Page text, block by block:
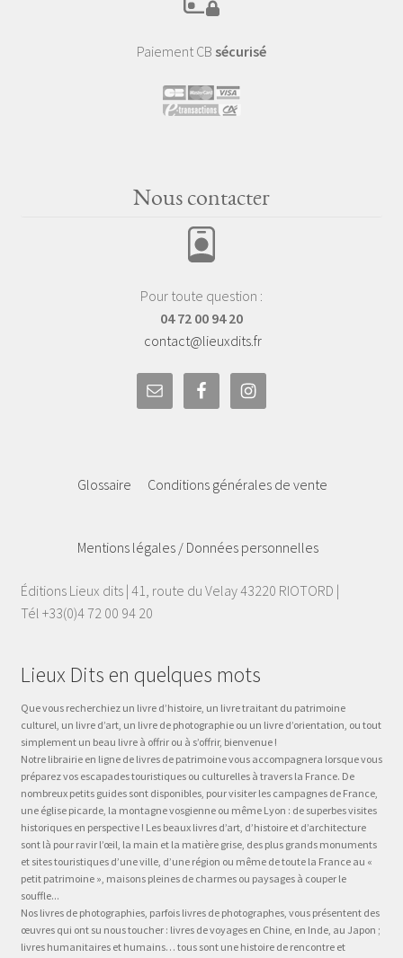
Paiement CB sécurisé
Nous contacter
Pour toute question :
04 72 00 94 20
contact@lieuxdits.fr
Glossaire Conditions générales de vente
Mentions légales / Données personnelles
Éditions Lieux dits | 41, route du Velay 43220 RIOTORD |
Tél +33(0)4 72 00 94 20
Lieux Dits en quelques mots
Que vous recherchiez un livre d’histoire, un livre traitant du patrimoine
culturel, un livre d’art, un livre de photographie ou un livre d’orientation, ou tout
simplement un beau livre à offrir ou à s’offrir, bienvenue !
Notre librairie en ligne de livres de patrimoine vous accompagnera lorsque vous
préparez vos escapades touristiques ou culturelles à travers la France. De
nombreux petits guides sont disponibles, pour visiter les campagnes de France,
une église picarde, la montagne vosgienne ou même Lyon : de superbes visites
historiques en perspective ! Les beaux livres d’art, d’histoire et d’architecture
sont là pour ravir l’œil, la main et la matière grise, des plus grands monuments
et sites touristiques d’une ville, d’une région ou même de toute la France au «
petit patrimoine », maisons pleines de charmes ou paysages à couper le
souffle...
Nos livres de photographies, parfois livres de photographes, vous présentent des
œuvres qui ont su nous toucher : livres de voyages en Chine, en Inde, au Japon ;
livres humanitaires et humains… tous sont une histoire de rencontre et